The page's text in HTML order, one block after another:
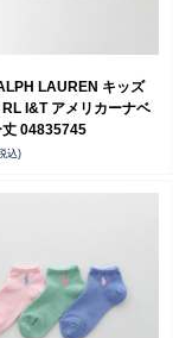
LAUREN キッズ
I&T アメリカーナベ
丈 04835745
込)